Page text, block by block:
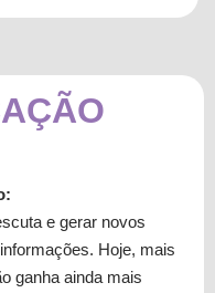
e gerar novos
Hoje, mais
ganha ainda mais